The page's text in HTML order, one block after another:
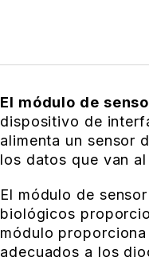
El módulo de
dispositivo de
alimenta un sensor
los datos que van
El módulo de
biológicos
módulo
adecuados a los